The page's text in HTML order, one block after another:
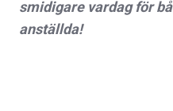
smidigare vardag för
anställda!